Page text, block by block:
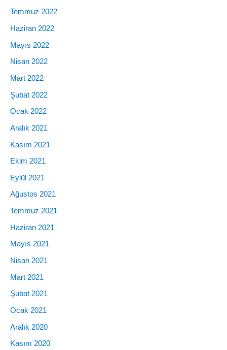
Temmuz 2022
Haziran 2022
Mayıs 2022
Nisan 2022
Mart 2022
Şubat 2022
Ocak 2022
Aralık 2021
Kasım 2021
Ekim 2021
Eylül 2021
Ağustos 2021
Temmuz 2021
Haziran 2021
Mayıs 2021
Nisan 2021
Mart 2021
Şubat 2021
Ocak 2021
Aralık 2020
Kasım 2020